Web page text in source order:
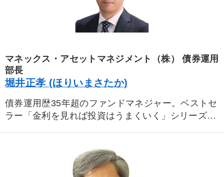
マネックス・アセットマネジメント（株） 債券運用
部長
堀井正孝 (ほりいまさたか)
債券運用歴35年超のファンドマネジャー。ベストセ
ラー「金利を見れば投資はうまくいく」シリーズ著
者（2005年～2015年12月）。第一生命保険（株）
および系列運用会社、国際投信投資顧問（株）（現